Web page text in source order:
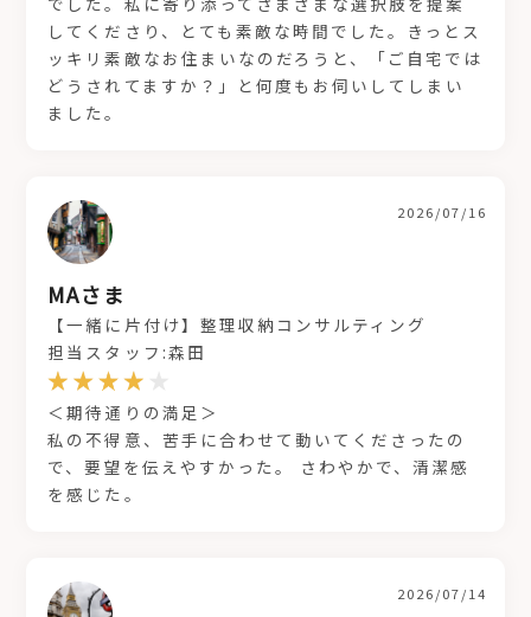
してくださり、とても素敵な時間でした。きっとス
ッキリ素敵なお住まいなのだろうと、「ご自宅では
どうされてますか？」と何度もお伺いしてしまい
ました。
MAさま
2026/07/16
【一緒に片付け】整理収納コンサルティング
担当スタッフ:森田
＜期待通りの満足＞
私の不得意、苦手に合わせて動いてくださったの
で、要望を伝えやすかった。 さわやかで、清潔感
を感じた。
2026/07/14